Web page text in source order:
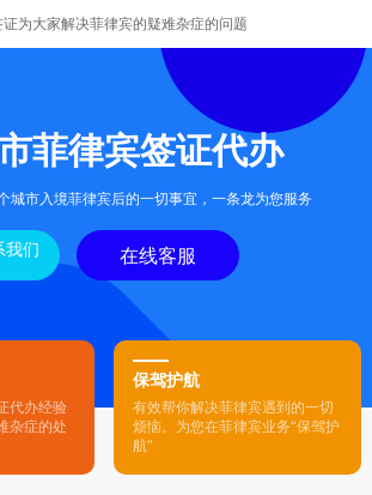
为大家解决菲律宾的疑难杂症的问题
菲律宾签证代办
城市入境菲律宾后的一切事宜，一条龙为您服务
我们 在线客服
代办经验
杂症的处
保驾护航
有效帮你解决菲律宾遇到的一切
烦恼。为您在菲律宾业务“保驾护
航”